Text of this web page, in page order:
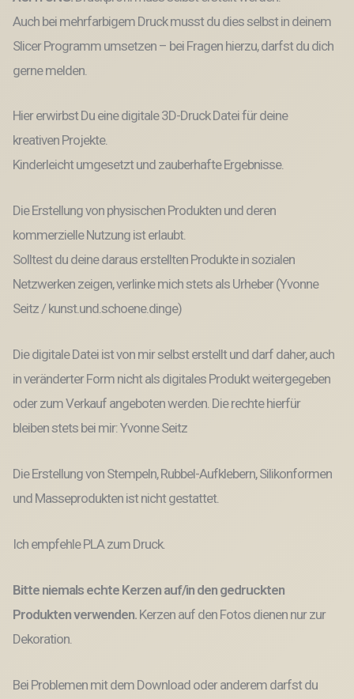
selbstliebe
Menge
Auch bei mehrfarbigem Druck musst du dies selbst in deinem
Slicer Programm umsetzen – bei Fragen hierzu, darfst du dich
gerne melden.
Hier erwirbst Du eine digitale 3D-Druck Datei für deine
kreativen Projekte.
Kinderleicht umgesetzt und zauberhafte Ergebnisse.
Die Erstellung von physischen Produkten und deren
kommerzielle Nutzung ist erlaubt.
Solltest du deine daraus erstellten Produkte in sozialen
Netzwerken zeigen, verlinke mich stets als Urheber (Yvonne
Seitz / kunst.und.schoene.dinge)
Die digitale Datei ist von mir selbst erstellt und darf daher, auch
in veränderter Form nicht als digitales Produkt weitergegeben
oder zum Verkauf angeboten werden. Die rechte hierfür
bleiben stets bei mir: Yvonne Seitz
Die Erstellung von Stempeln, Rubbel-Aufklebern, Silikonformen
und Masseprodukten ist nicht gestattet.
Ich empfehle PLA zum Druck.
Bitte niemals echte Kerzen auf/in den gedruckten
Produkten verwenden. Kerzen auf den Fotos dienen nur zur
Dekoration.
Bei Problemen mit dem Download oder anderem darfst du